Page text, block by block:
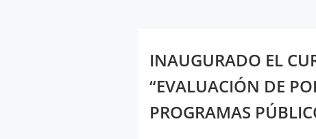
INAUGURADO EL
“EVALUACIÓN DE
PROGRAMAS